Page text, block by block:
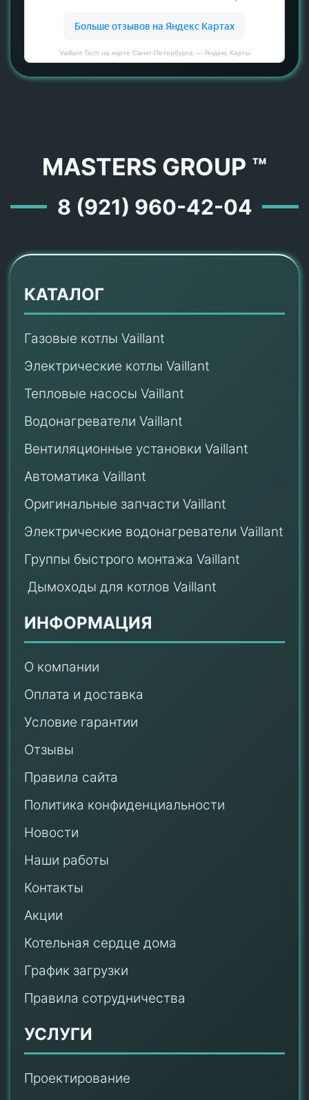
Vaillant Tech на карте Санкт‑Петербурга — Яндекс Карты
MASTERS GROUP ™
8 (921) 960-42-04
КАТАЛОГ
Газовые котлы Vaillant
Электрические котлы Vaillant
Тепловые насосы Vaillant
Водонагреватели Vaillant
Вентиляционные установки Vaillant
Автоматика Vaillant
Оригинальные запчасти Vaillant
Электрические водонагреватели Vaillant
Группы быстрого монтажа Vaillant
Дымоходы для котлов Vaillant
ИНФОРМАЦИЯ
О компании
Оплата и доставка
Условие гарантии
Отзывы
Правила сайта
Политика конфиденциальности
Новости
Наши работы
Контакты
Акции
Котельная сердце дома
График загрузки
Правила сотрудничества
УСЛУГИ
Проектирование